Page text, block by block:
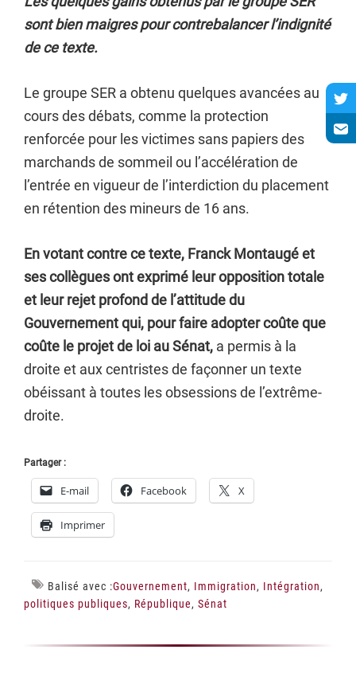
sont bien maigres pour contrebalancer l’indignité
de ce texte.
Le groupe SER a obtenu quelques avancées au
cours des débats, comme la protection
renforcée pour les victimes sans papiers des
marchands de sommeil ou l’accélération de
l’entrée en vigueur de l’interdiction du placement
en rétention des mineurs de 16 ans.
En votant contre ce texte, Franck Montaugé et
ses collègues ont exprimé leur opposition totale
et leur rejet profond de l’attitude du
Gouvernement qui, pour faire adopter coûte que
coûte le projet de loi au Sénat, a permis à la
droite et aux centristes de façonner un texte
obéissant à toutes les obsessions de l’extrême-
droite.
Partager :
E-mail Facebook X
Imprimer
Balisé avec :Gouvernement, Immigration, Intégration,
politiques publiques, République, Sénat